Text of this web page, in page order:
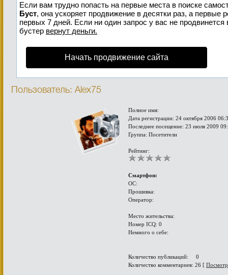
Если вам трудно попасть на первые места в поиске
Буст, она ускоряет продвижение в десятки раз, а первые
первых 7 дней. Если ни один запрос у вас не
бустер вернут деньги.
Начать продвижение сайта
Пользователь: Alex75
Полное имя:
Дата регистрации: 24 октября 2006
Последнее посещение: 23 июля 2009
Группа: Посетители
Рейтинг:
Смартфон:
ОС:
Прошивка:
Оператор:
Место жительства:
Номер ICQ: 0
Немного о себе:
Количество публикаций: 0
Количество комментариев: 26 [